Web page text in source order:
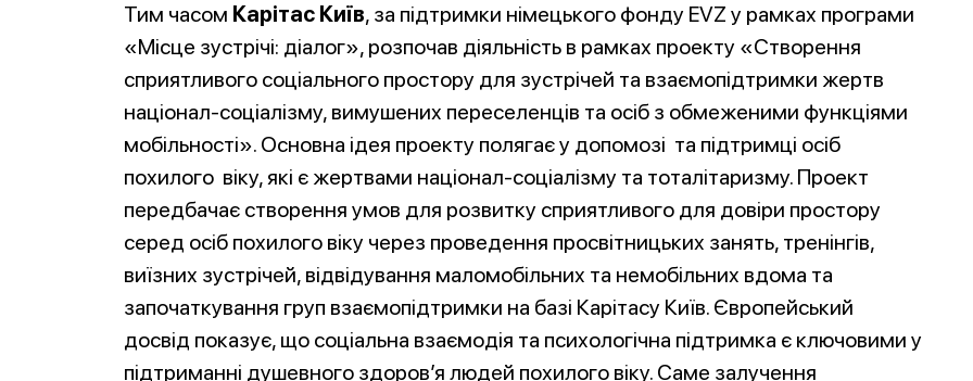
Тим часом Карітас Київ, за підтримки німецького фонду EVZ у рамках програми
«Місце зустрічі: діалог», розпочав діяльність в рамках проекту «Створення
сприятливого соціального простору для зустрічей та взаємопідтримки жертв
націонал-соціалізму, вимушених переселенців та осіб з обмеженими функціями
мобільності». Основна ідея проекту полягає у допомозі та підтримці осіб
похилого віку, які є жертвами націонал-соціалізму та тоталітаризму. Проект
передбачає створення умов для розвитку сприятливого для довіри простору
серед осіб похилого віку через проведення просвітницьких занять, тренінгів,
виїзних зустрічей, відвідування маломобільних та немобільних вдома та
започаткування груп взаємопідтримки на базі Карітасу Київ. Європейський
досвід показує, що соціальна взаємодія та психологічна підтримка є ключовими у
підтриманні душевного здоров’я людей похилого віку. Саме залучення